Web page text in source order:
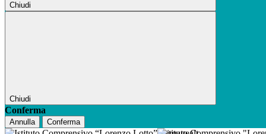
Chiudi
Chiudi
Conferma
Annulla Conferma